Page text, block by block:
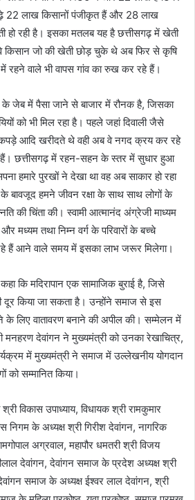
22 लाख किसानों पंजीकृत हैं और 28 लाख
रही है। इसका मतलब यह है छत्तीसगढ़ में खेती
जो की खेती छोड़ चुके थे अब फिर से कृषि
रहने वाले भी वापस गांव का रुख कर रहे हैं।
के जेब में पैसा जाने से बाजार में रौनक है, जिसका
को भी मिल रहा है। पहले जहां दिवाली जैसे
कपड़े आदि खरीदते थे वही अब वे नगद क्रय कर रहे
छत्तीसगढ़ में रहन-सहन के स्तर में सुधार हुआ
हमारे पुरखों ने देखा था वह अब साकार हो रहा
बावजूद हमने जीवन रक्षा के साथ साथ लोगों के
की चिंता की। स्वामी आत्मानंद अंग्रेजी माध्यम
मध्यम तथा निम्न वर्ग के परिवारों के बच्चे
हैं आने वाले समय में इसका लाभ जरूर मिलेगा।
कि मदिरापान एक सामाजिक बुराई है, जिसे
किया जा सकता है। उन्होंने समाज से इस
के लिए वातावरण बनाने की अपील की। सम्मेलन में
मनहरण देवांगन ने मुख्यमंत्री को उनका रेखाचित्र,
में मुख्यमंत्री ने समाज में उल्लेखनीय योगदान
को सम्मानित किया।
विकास उपाध्याय, विधायक श्री रामकुमार
निगम के अध्यक्ष श्री गिरीश देवांगन, नागरिक
अग्रवाल, महापौर धमतरी श्री विजय
देवांगन, देवांगन समाज के प्रदेश अध्यक्ष श्री
समाज के अध्यक्ष ईश्वर लाल देवांगन, श्री